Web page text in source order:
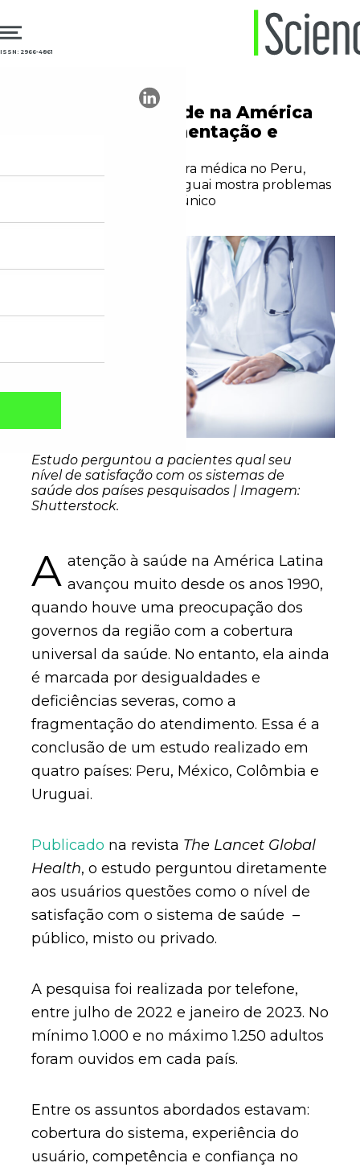
ISSN: 2966-4861
Sistemas de saúde na América
Latina têm fragmentação e
Estudo sobre a cobertura médica no Peru,
México, Colômbia e Uruguai mostra problemas
da falta de um sistema único
Estudo perguntou a pacientes qual seu
nível de satisfação com os sistemas de
saúde dos países pesquisados | Imagem:
Shutterstock.
A atenção à saúde na América Latina
avançou muito desde os anos 1990,
quando houve uma preocupação dos
governos da região com a cobertura
universal da saúde. No entanto, ela ainda
é marcada por desigualdades e
deficiências severas, como a
fragmentação do atendimento. Essa é a
conclusão de um estudo realizado em
quatro países: Peru, México, Colômbia e
Uruguai.
Publicado na revista The Lancet Global
Health, o estudo perguntou diretamente
aos usuários questões como o nível de
satisfação com o sistema de saúde –
público, misto ou privado.
A pesquisa foi realizada por telefone,
entre julho de 2022 e janeiro de 2023. No
mínimo 1.000 e no máximo 1.250 adultos
foram ouvidos em cada país.
Entre os assuntos abordados estavam:
cobertura do sistema, experiência do
usuário, competência e confiança no
Captcha obrigatório
Seu e-mail foi cadastrado com sucesso!